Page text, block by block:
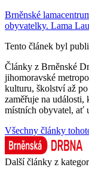
Brněnské
obyvatelky. Lama
Tento článek byl
Články z Brněnské
jihomoravské
kulturu, školství až po
zaměřuje na
místních obyvatel, ať
Všechny články
Další články z